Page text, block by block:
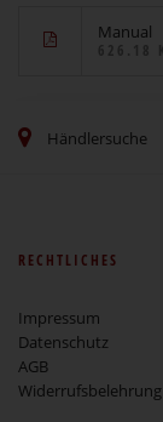
Manual
Händlersuche
RECHTLICHES
Impressum
Datenschutz
AGB
Widerrufsbelehrung